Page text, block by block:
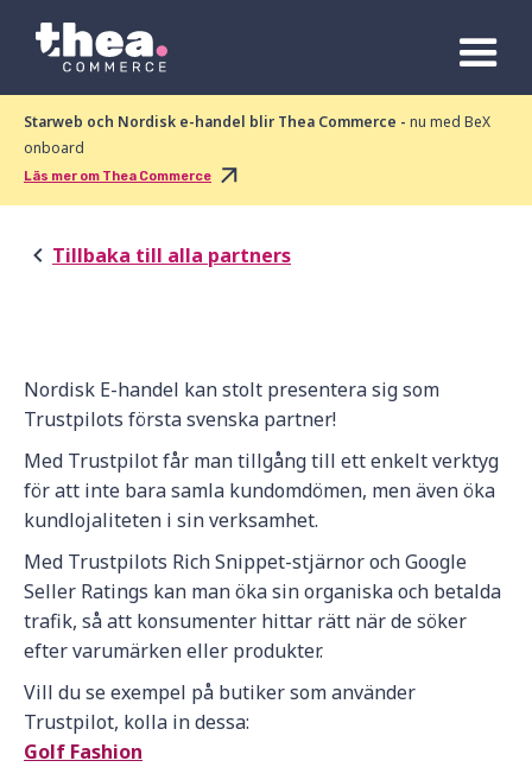
Starweb och Nordisk e-handel blir Thea Commerce - nu med BeX
onboard
Läs mer om Thea Commerce
Tillbaka till alla partners
Nordisk E-handel kan stolt presentera sig som
Trustpilots första svenska partner!
Med Trustpilot får man tillgång till ett enkelt verktyg
för att inte bara samla kundomdömen, men även öka
kundlojaliteten i sin verksamhet.
Med Trustpilots Rich Snippet-stjärnor och Google
Seller Ratings kan man öka sin organiska och betalda
trafik, så att konsumenter hittar rätt när de söker
efter varumärken eller produkter.
Vill du se exempel på butiker som använder
Trustpilot, kolla in dessa:
Golf Fashion